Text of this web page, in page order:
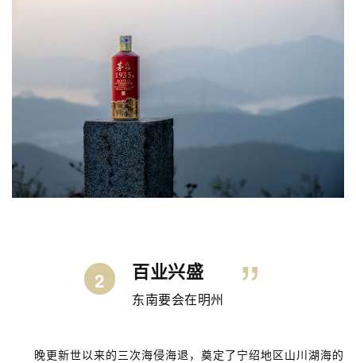
2 百业兴盛
东南要会在明州 ”
晚更新世以来的三次海侵海退，奠定了宁绍地区山川湖海的